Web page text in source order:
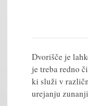
Dvorišče je
je treba redno
ki služi v
urejanju